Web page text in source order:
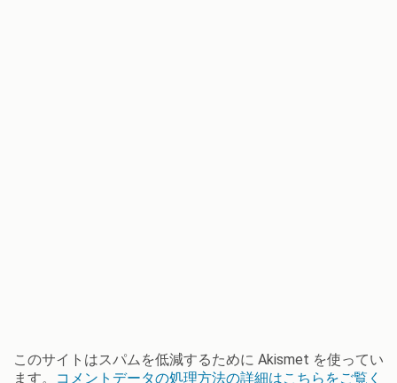
このサイトはスパムを低減するために Akismet を使ってい
ます。
コメントデータの処理方法の詳細はこちらをご覧く